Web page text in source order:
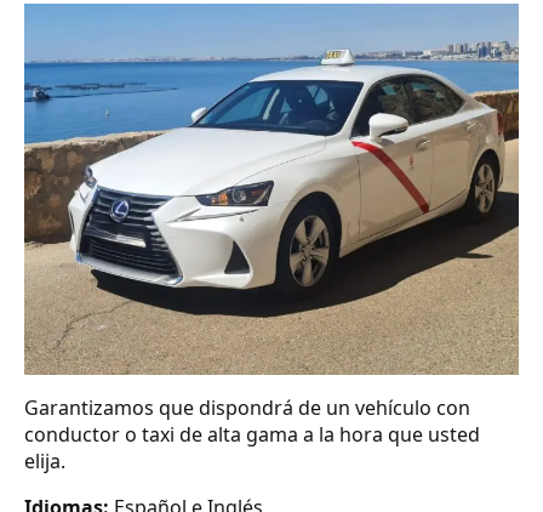
Garantizamos que dispondrá de un vehículo con
conductor o taxi de alta gama a la hora que usted
elija.